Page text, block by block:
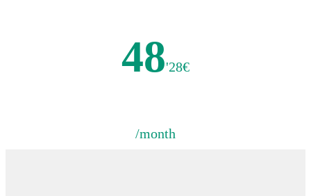
48'28€
/month